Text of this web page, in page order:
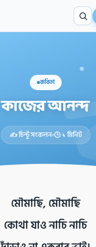
কবিতা
কাজের আনন্দ
✍️ চিন্টু সংকলন 🕒 ১ মিনিট
মৌমাছি, মৌমাছি
কোথা যাও নাচি নাচি